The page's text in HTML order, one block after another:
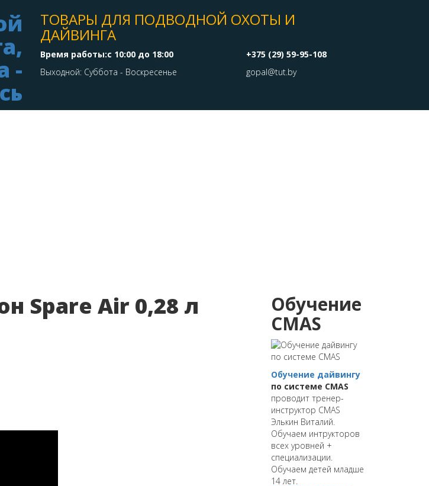
ТОВАРЫ ДЛЯ ПОДВОДНОЙ ОХОТЫ И
ДАЙВИНГА
Время работы:с 10:00 до 18:00
Выходной: Суббота - Воскресенье
+375 (29) 59-95-108
gopal@tut.by
Spare Air 0,28 л
Обучение
CMAS
Обучение дайвингу
по системе CMAS
проводит тренер-
инструктор CMAS
Элькин Виталий.
Обучаем интрукторов
всех уровней +
специализации.
Обучаем детей младше
14 лет.